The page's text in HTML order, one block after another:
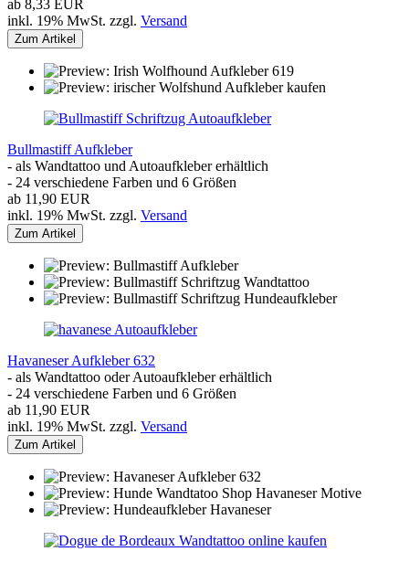
ab 8,33 EUR
inkl. 19% MwSt. zzgl. Versand
Zum Artikel
Bullmastiff Aufkleber
- als Wandtattoo und Autoaufkleber erhältlich
- 24 verschiedene Farben und 6 Größen
ab 11,90 EUR
inkl. 19% MwSt. zzgl. Versand
Zum Artikel
Havaneser Aufkleber 632
- als Wandtattoo oder Autoaufkleber erhältlich
- 24 verschiedene Farben und 6 Größen
ab 11,90 EUR
inkl. 19% MwSt. zzgl. Versand
Zum Artikel